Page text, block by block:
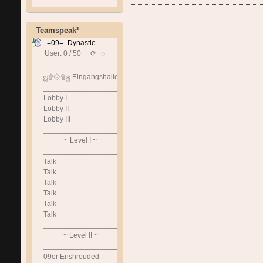
Teamspeak³
-=09=- Dynastie
User: 0 / 50
⟳ ◌
ஜ۩۞۩ஜ Eingangshalle ஜ۩۞۩ஜ
Lobby I
Lobby II
Lobby III
~ Level I ~
Talk
Talk
Talk
Talk
Talk
Talk
~ Level II ~
09er Enshrouded